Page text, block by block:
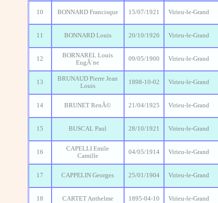
10 BONNARD Francisque 15/07/1921 Virieu-le-Grand
11 BONNARD Louis 20/10/1926 Virieu-le-Grand
12
BORNAREL Louis
EugÃ¨ne
09/05/1900 Virieu-le-Grand
13
BRUNAUD Pierre Jean
Louis
1898-10-02 Virieu-le-Grand
14 BRUNET RenÃ© 21/04/1925 Virieu-le-Grand
15 BUSCAL Paul 28/10/1921 Virieu-le-Grand
16
CAPELLI Emile
Camille
04/05/1914 Virieu-le-Grand
17 CAPPELIN Georges 25/01/1904 Virieu-le-Grand
18 CARTET Anthelme 1895-04-10 Virieu-le-Grand